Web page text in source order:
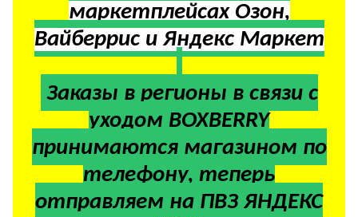
маркетплейсах Озон,
Вайберрис и Яндекс Маркет
Заказы в регионы всвязи с
уходом BOXBERRY
принимаются магазином по
телефону, теперь
отправляем на ПВЗ ЯНДЕКС